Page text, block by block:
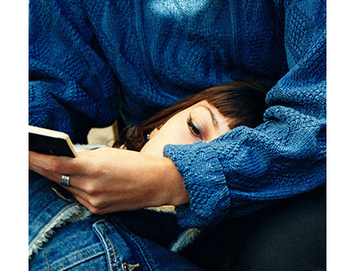
“C’est un corps nomade, d’une identité nomade,
d’une identité qui est toujours dans le flux, qui est
toujours dans l’air du temps plutôt qu’enraciné
dans le monde.”
David Le Breton
Anthropologue
Juré de l’édition “Le futur de la beauté